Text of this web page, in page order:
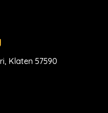
Klaten 57590